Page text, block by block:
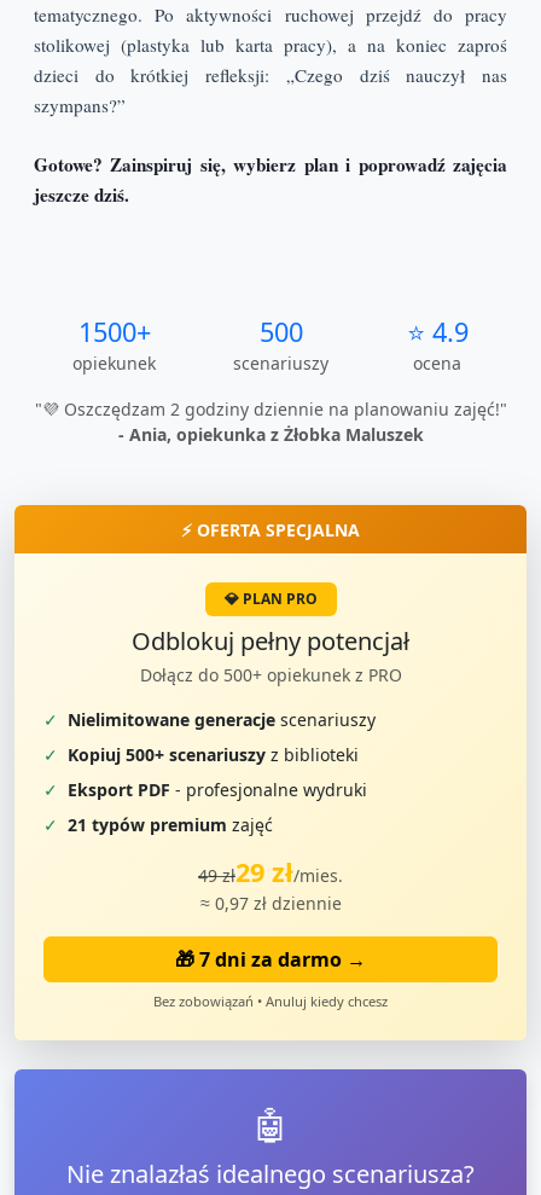
tematycznego. Po aktywności ruchowej przejdź do pracy
stolikowej (plastyka lub karta pracy), a na koniec zaproś
dzieci do krótkiej refleksji: „Czego dziś nauczył nas
szympans?”
Gotowe? Zainspiruj się, wybierz plan i poprowadź zajęcia
jeszcze dziś.
1500+
opiekunek
500
scenariuszy
⭐ 4.9
ocena
"💜 Oszczędzam 2 godziny dziennie na planowaniu zajęć!"
- Ania, opiekunka z Żłobka Maluszek
⚡ OFERTA SPECJALNA
💎 PLAN PRO
Odblokuj pełny potencjał
Dołącz do 500+ opiekunek z PRO
✓ Nielimitowane generacje scenariuszy
✓ Kopiuj 500+ scenariuszy z biblioteki
✓ Eksport PDF - profesjonalne wydruki
✓ 21 typów premium zajęć
49 zł29 zł/mies.
≈ 0,97 zł dziennie
🎁 7 dni za darmo →
Bez zobowiązań • Anuluj kiedy chcesz
🤖
Nie znalazłaś idealnego scenariusza?